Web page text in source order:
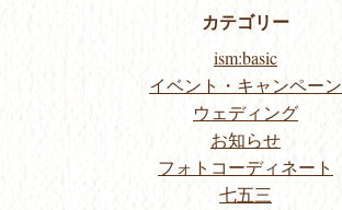
カテゴリー
ism:basic
イベント・キャンペーン
ウェディング
お知らせ
フォトコーディネート
七五三